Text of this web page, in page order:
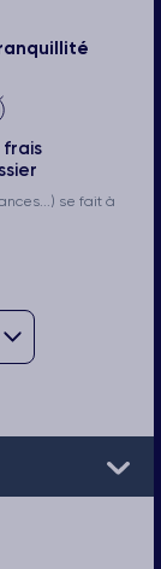
frais
se fait à